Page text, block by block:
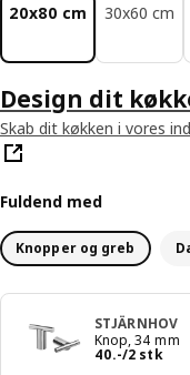
20x80 cm 30x60 cm
Design dit
Skab dit køkken i vores
Fuldend med
Knopper og greb
STJÄRNHOV
Knop, 34 mm
40.-/2 stk
Pris 40.-/2 stk